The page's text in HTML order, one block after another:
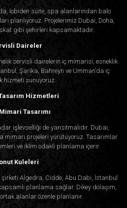
lobiden süite, spa alanlarından balo
planlıyoruz. Projelerimiz Dubai, Doha,
gibi şehirleri kapsamaktadır.
Daireler
servisli dairelerin iç mimarisi, esneklik
Şarika, Bahreyn ve Umman’da iç
hizmeti sunuyoruz.
Hizmetleri
Tasarımı
işlevselliği de yansıtmalıdır. Dubai,
mimari projeleri yürütüyoruz. Tasarımlar
ve iklim odaklı planlama içerir.
Kuleleri
Algedra, Cidde, Abu Dabi, İstanbul
planlama sağlar. Dikey dolaşım,
alanlar özenle planlanır.